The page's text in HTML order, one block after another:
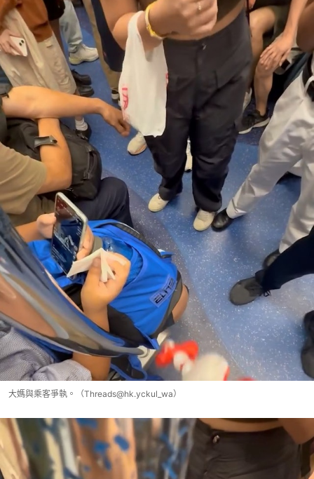
大媽與乘客爭執。（Threads@hk.yckul_wa）